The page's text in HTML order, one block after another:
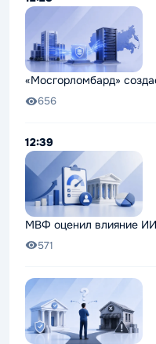
«Мосгорломбард»
656
12:39
МВФ оценил влияние
571